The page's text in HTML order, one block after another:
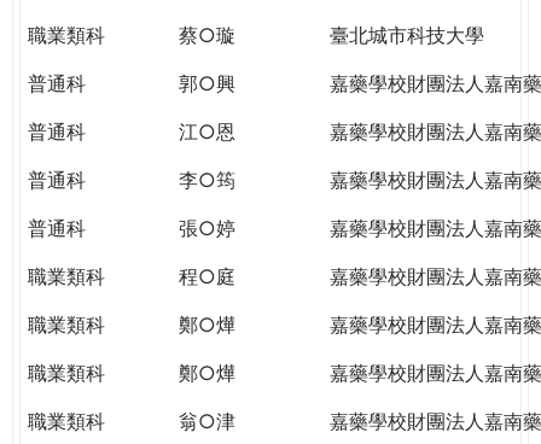
職業類科
蔡○璇
臺北城市科技大學
普通科
郭○興
嘉藥學校財團法人嘉南
普通科
江○恩
嘉藥學校財團法人嘉南
普通科
李○筠
嘉藥學校財團法人嘉南
普通科
張○婷
嘉藥學校財團法人嘉南
職業類科
程○庭
嘉藥學校財團法人嘉南
職業類科
鄭○燁
嘉藥學校財團法人嘉南
職業類科
鄭○燁
嘉藥學校財團法人嘉南
職業類科
翁○津
嘉藥學校財團法人嘉南